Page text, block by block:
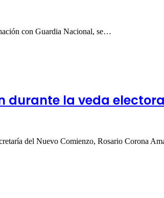
con Guardia Nacional, se…
la veda
del Nuevo Comienzo, Rosario Corona